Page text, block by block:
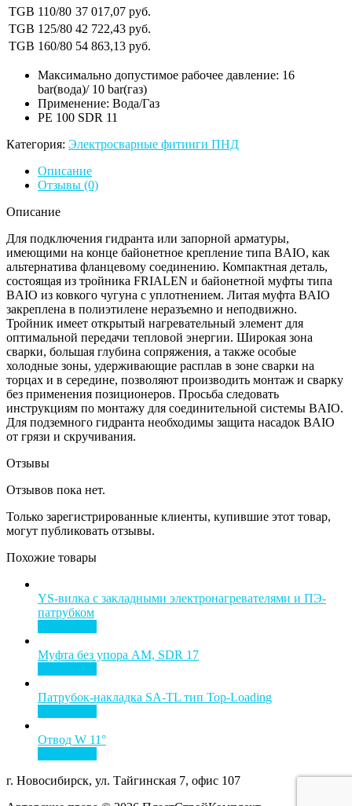
TGB 110/80 37 017,07 руб.
TGB 125/80 42 722,43 руб.
TGB 160/80 54 863,13 руб.
Максимально допустимое рабочее давление: 16
bar(вода)/ 10 bar(газ)
Применение: Вода/Газ
PE 100 SDR 11
Категория: Электросварные фитинги ПНД
Описание
Отзывы (0)
Описание
Для подключения гидранта или запорной арматуры,
имеющими на конце байонетное крепление типа BAIO, как
альтернатива фланцевому соединению. Компактная деталь,
состоящая из тройника FRIALEN и байонетной муфты типа
BAIO из ковкого чугуна с уплотнением. Литая муфта BAIO
закреплена в полиэтилене неразъемно и неподвижно.
Тройник имеет открытый нагревательный элемент для
оптимальной передачи тепловой энергии. Широкая зона
сварки, большая глубина сопряжения, а также особые
холодные зоны, удерживающие расплав в зоне сварки на
торцах и в середине, позволяют производить монтаж и сварку
без применения позиционеров. Просьба следовать
инструкциям по монтажу для соединительной системы BAIO.
Для подземного гидранта необходимы защита насадок BAIO
от грязи и скручивания.
Отзывы
Отзывов пока нет.
Только зарегистрированные клиенты, купившие этот товар,
могут публиковать отзывы.
Похожие товары
YS-вилка с закладными электронагревателями и ПЭ-
патрубком
Муфта без упора AM, SDR 17
Патрубок-накладка SA-TL тип Top-Loading
Отвод W 11°
г. Новосибирск, ул. Тайгинская 7, офис 107